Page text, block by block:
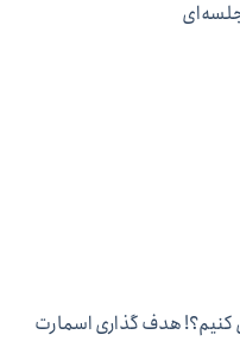
هدف گذاری اسمارت